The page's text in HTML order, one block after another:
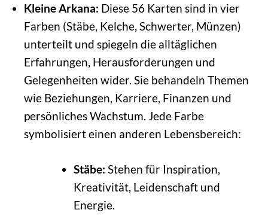
Kleine Arkana: Diese 56 Karten sind in vier
Farben (Stäbe, Kelche, Schwerter, Münzen)
unterteilt und spiegeln die alltäglichen
Erfahrungen, Herausforderungen und
Gelegenheiten wider. Sie behandeln Themen
wie Beziehungen, Karriere, Finanzen und
persönliches Wachstum. Jede Farbe
symbolisiert einen anderen Lebensbereich:
Stäbe: Stehen für Inspiration,
Kreativität, Leidenschaft und
Energie.